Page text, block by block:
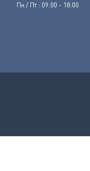
Пн / Пт : 09:00 - 18:00